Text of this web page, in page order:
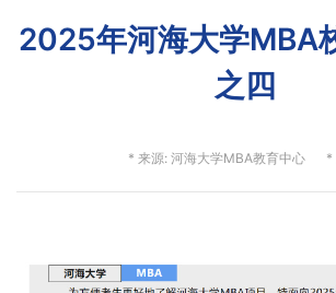
2025年河海大学MBA
之四
* 来源: 河海大学MBA教育中心 *